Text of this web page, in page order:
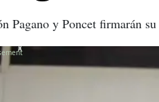
Pagano y Poncet firmarán
X